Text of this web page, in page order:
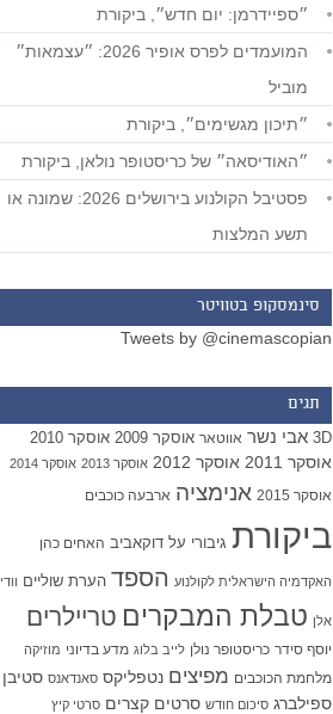
״ספיידרמן: יום חדש״, ביקורת
המועמדים לפרס אופיר 2026: ״עצמאות״
מוביל
״תיכון מגשימים״, ביקורת
״האודיסאה״ של כריסטופר נולאן, ביקורת
פסטיבל הקולנוע בירושלים 2026: שמונה או
תשע המלצות
סינמסקופ בטוויטר
Tweets by @cinemascopian
תגים
3D אבי נשר אווטאר אוסקר 2009 אוסקר 2010
אוסקר 2011 אוסקר 2012 אוסקר 2013 אוסקר 2014
אוסקר 2015 אנימציה ארבעה כוכבים
ביקורת גיבורי על דוקאביב האחים כהן
האקדמיה הישראלית לקולנוע הספד הערת שוליים וודי
אלן טבלת המבקרים טריילרים
יוסף סידר כריסטופר נולן לייב בלוג מדע בדיוני מוזיקה
מלחמת הכוכבים מפיצים נטפליקס סאנדאנס סטיבן
ספילברג סיכום חודש סרטים קצרים סרטי קיץ